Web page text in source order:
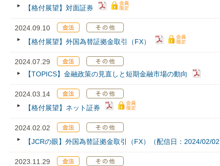
【格付展望】対面証券
2024.09.10
【格付展望】外国為替証拠金取引（FX）
2024.07.29
【TOPICS】金融政策の見直しと短期金融市場の動向
2024.03.14
【格付展望】ネット証券
2024.02.02
【JCRの眼】外国為替証拠金取引（FX）（配信日：2024/02/
2023.11.29